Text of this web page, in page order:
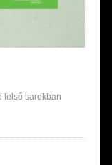
felső sarokban